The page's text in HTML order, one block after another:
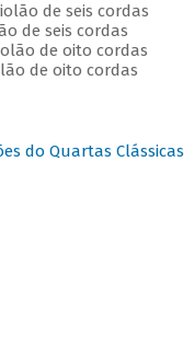
de seis cordas
de seis cordas
de oito cordas
de oito cordas
do Quartas Clássicas